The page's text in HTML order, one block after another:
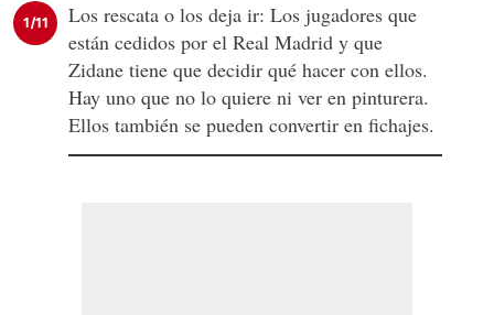
1/11
Los rescata o los deja ir: Los jugadores que
están cedidos por el Real Madrid y que
Zidane tiene que decidir qué hacer con ellos.
Hay uno que no lo quiere ni ver en pinturera.
Ellos también se pueden convertir en fichajes.